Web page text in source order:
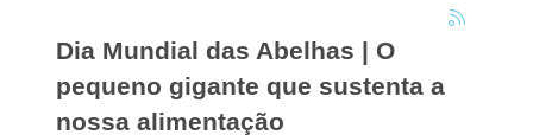
Dia Mundial das Abelhas | O
pequeno gigante que sustenta a
nossa alimentação